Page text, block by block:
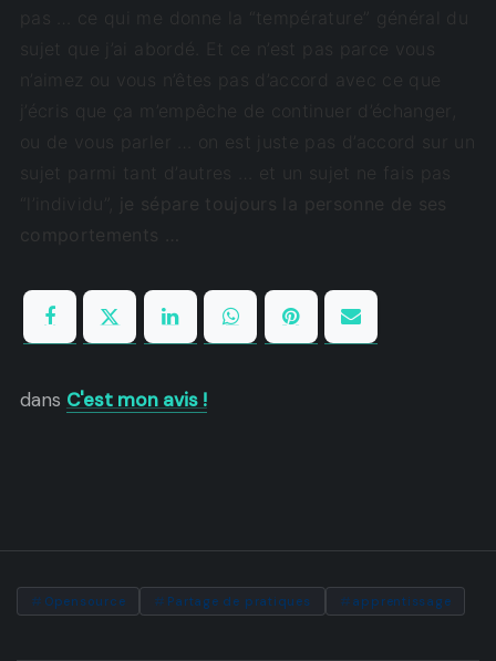
pas … ce qui me donne la “température” général du
sujet que j’ai abordé. Et ce n’est pas parce vous
n’aimez ou vous n’êtes pas d’accord avec ce que
j’écris que ça m’empêche de continuer d’échanger,
ou de vous parler … on est juste pas d’accord sur un
sujet parmi tant d’autres … et un sujet ne fais pas
“l’individu”,
je sépare toujours la personne de ses
comportements …
dans C'est mon avis !
Opensource Partage de pratiques apprentissage